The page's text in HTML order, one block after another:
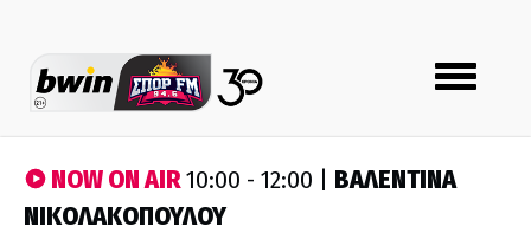
Toggle
navigation
NOW ON AIR10:00 - 12:00 | ΒΑΛΕΝΤΙΝΑ
ΝΙΚΟΛΑΚΟΠΟΥΛΟΥ